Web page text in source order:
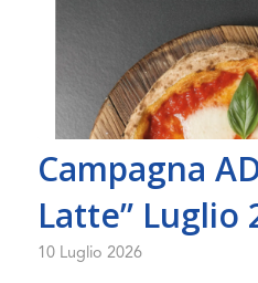
Campagna
Latte” Luglio
10 Luglio 2026